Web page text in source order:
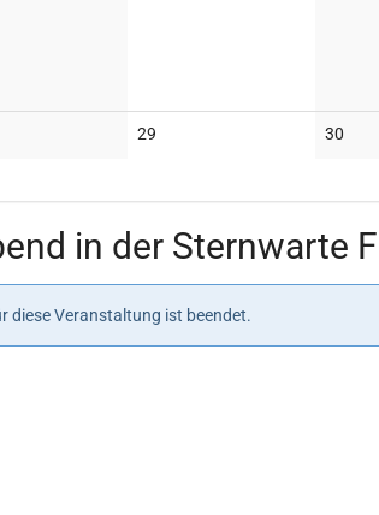
29 30
in der Sternwarte
diese Veranstaltung ist beendet.